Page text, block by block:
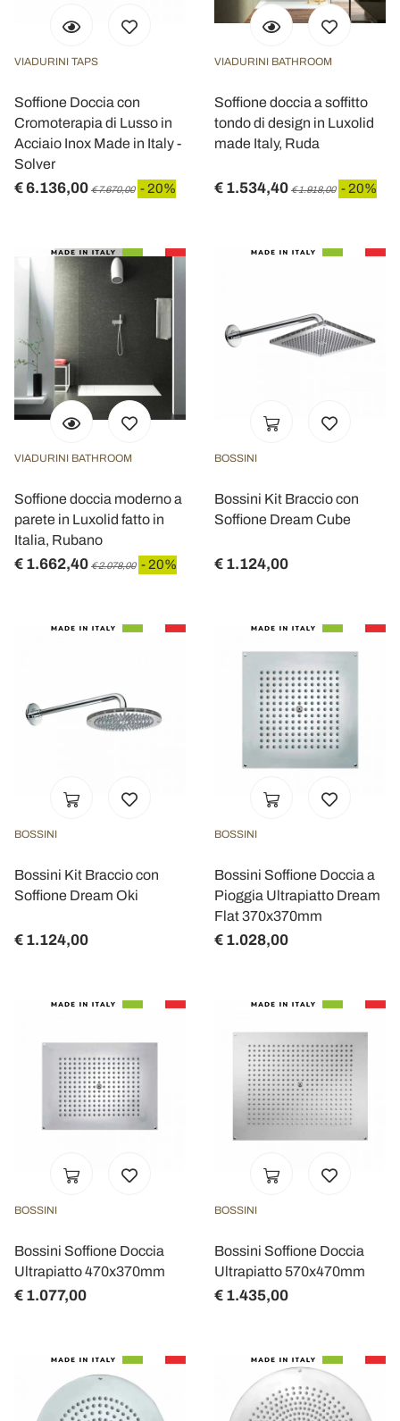
VIADURINI TAPS
Soffione Doccia con
Cromoterapia di Lusso in
Acciaio Inox Made in Italy -
Solver
€ 6.136,00 € 7.670,00 - 20%
VIADURINI BATHROOM
Soffione doccia a soffitto
tondo di design in Luxolid
made Italy, Ruda
€ 1.534,40 € 1.918,00 - 20%
VIADURINI BATHROOM
Soffione doccia moderno a
parete in Luxolid fatto in
Italia, Rubano
€ 1.662,40 € 2.078,00 - 20%
BOSSINI
Bossini Kit Braccio con
Soffione Dream Cube
€ 1.124,00
BOSSINI
Bossini Kit Braccio con
Soffione Dream Oki
€ 1.124,00
BOSSINI
Bossini Soffione Doccia a
Pioggia Ultrapiatto Dream
Flat 370x370mm
€ 1.028,00
BOSSINI
Bossini Soffione Doccia
Ultrapiatto 470x370mm
€ 1.077,00
BOSSINI
Bossini Soffione Doccia
Ultrapiatto 570x470mm
€ 1.435,00